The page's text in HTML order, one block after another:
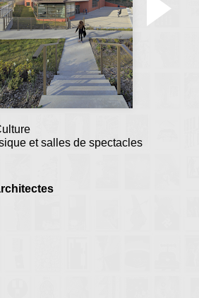
et salles de spectacles